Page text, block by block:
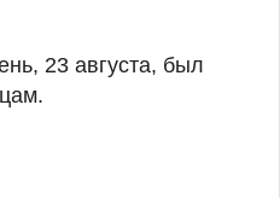
23 августа, был